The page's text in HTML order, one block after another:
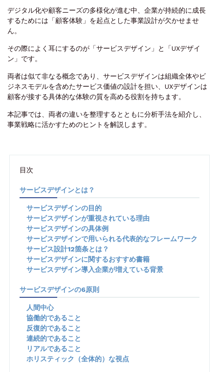
デジタル化や顧客ニーズの多様化が進む中、企業が持続的に成長
するためには「顧客体験」を起点とした事業設計が欠かせませ
ん。
その際によく耳にするのが「サービスデザイン」と「UXデザイ
ン」です。
両者は似て非なる概念であり、サービスデザインは組織全体やビ
ジネスモデルを含めたサービス価値の設計を担い、UXデザインは
顧客が接する具体的な体験の質を高める役割を持ちます。
本記事では、両者の違いを整理するとともに分析手法を紹介し、
事業戦略に活かすためのヒントを解説します。
目次
サービスデザインとは？
サービスデザインの目的
サービスデザインが重視されている理由
サービスデザインの具体例
サービスデザインで用いられる代表的なフレームワーク
サービス設計12箇条とは？
サービスデザインに関するおすすめ書籍
サービスデザイン導入企業が増えている背景
サービスデザインの6原則
人間中心
協働的であること
反復的であること
連続的であること
リアルであること
ホリスティック（全体的）な視点